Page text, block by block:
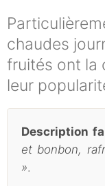
chaudes
fruités ont la
leur
Description
et bonbon,
».